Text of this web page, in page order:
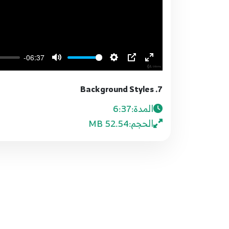
-06:37
7. Background Styles
المدة:6:37
الحجم:52.54 MB